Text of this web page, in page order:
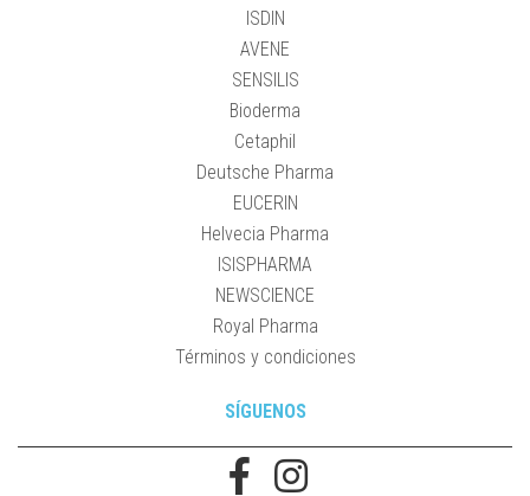
ISDIN
AVENE
SENSILIS
Bioderma
Cetaphil
Deutsche Pharma
EUCERIN
Helvecia Pharma
ISISPHARMA
NEWSCIENCE
Royal Pharma
Términos y condiciones
SÍGUENOS